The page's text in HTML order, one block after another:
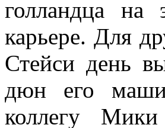
голландца на
карьере. Для
Стейси день
дюн его
коллегу